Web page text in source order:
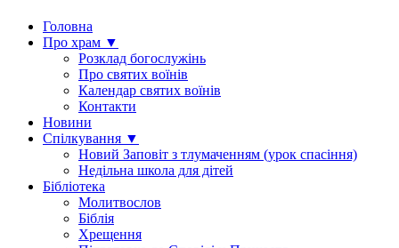
Головна
Про храм ▼
Розклад богослужінь
Про святих воїнів
Календар святих воїнів
Контакти
Новини
Спілкування ▼
Новий Заповіт з тлумаченням (урок спасіння)
Недільна школа для дітей
Бібліотека
Молитвослов
Біблія
Хрещення